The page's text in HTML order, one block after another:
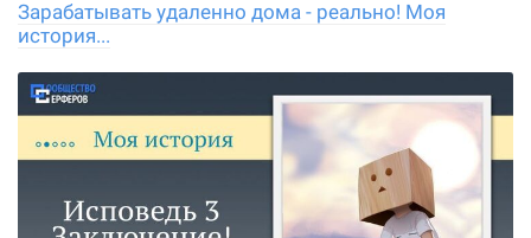
Зарабатывать удаленно дома - реально! Моя
история...